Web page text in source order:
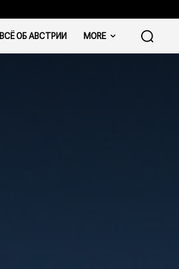
ВСЁ ОБ АВСТРИИ MORE